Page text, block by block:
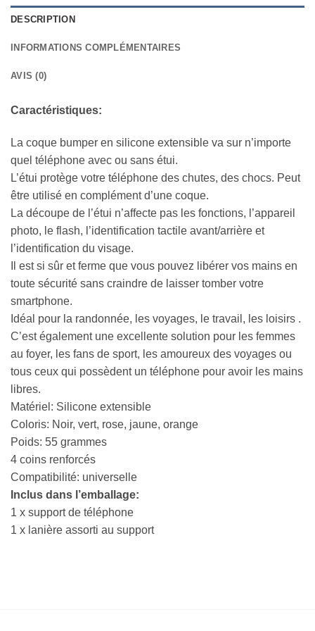
DESCRIPTION
INFORMATIONS COMPLÉMENTAIRES
AVIS (0)
Caractéristiques:
La coque bumper en silicone extensible va sur n’importe
quel téléphone avec ou sans étui.
L’étui protège votre téléphone des chutes, des chocs. Peut
être utilisé en complément d’une coque.
La découpe de l’étui n’affecte pas les fonctions, l’appareil
photo, le flash, l’identification tactile avant/arrière et
l’identification du visage.
Il est si sûr et ferme que vous pouvez libérer vos mains en
toute sécurité sans craindre de laisser tomber votre
smartphone.
Idéal pour la randonnée, les voyages, le travail, les loisirs .
C’est également une excellente solution pour les femmes
au foyer, les fans de sport, les amoureux des voyages ou
tous ceux qui possèdent un téléphone pour avoir les mains
libres.
Matériel: Silicone extensible
Coloris: Noir, vert, rose, jaune, orange
Poids: 55 grammes
4 coins renforcés
Compatibilité: universelle
Inclus dans l’emballage:
1 x support de téléphone
1 x lanière assorti au support